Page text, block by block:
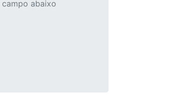
abaixo